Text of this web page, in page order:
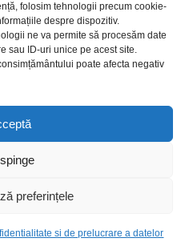
folosim tehnologii precum cookie-
despre dispozitiv.
ne va permite să procesăm date
sau ID-uri unice pe acest site.
poate afecta negativ
preferințele
si de prelucrare a datelor
al CCI Maramureș
utileContact
by